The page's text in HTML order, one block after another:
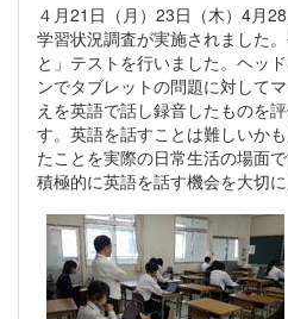
４月21日（月）23日（木）4月
学習状況調査が実施されました
と」テストを行いました。ヘッ
ンでタブレットの問題に対して
えを英語で話し録音したものを
す。英語を話すことは難しいか
たことを実際の日常生活の場面
積極的に英語を話す機会を大切に